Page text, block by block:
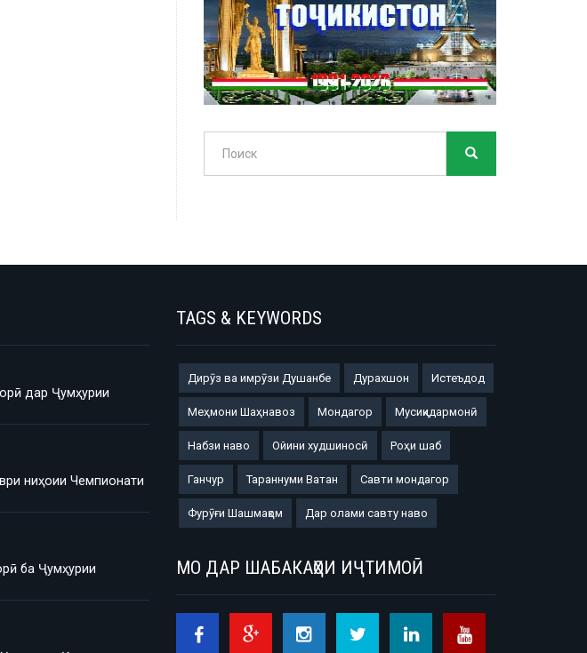
Search ПОИСК
дар Ҷумҳурии
ниҳоии Чемпионати
ба Ҷумҳурии
TAGS & KEYWORDS
Дирӯз ва имрӯзи Душанбе Дурахшон Истеъдод
Меҳмони Шаҳнавоз Мондагор Мусиқидармонӣ
Набзи наво Ойини худшиносӣ Роҳи шаб
Ганчур Тараннуми Ватан Савти мондагор
Фурӯғи Шашмақом Дар олами савту наво
МО ДАР ШАБАКАҲОИ ИҶТИМОӢ